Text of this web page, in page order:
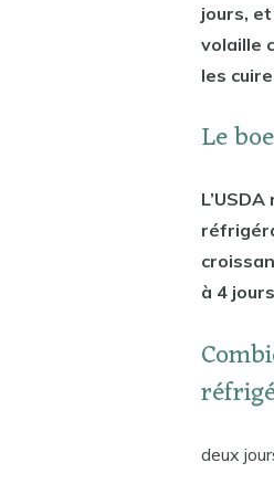
jours,
volaille
les
Le
à 4
deux